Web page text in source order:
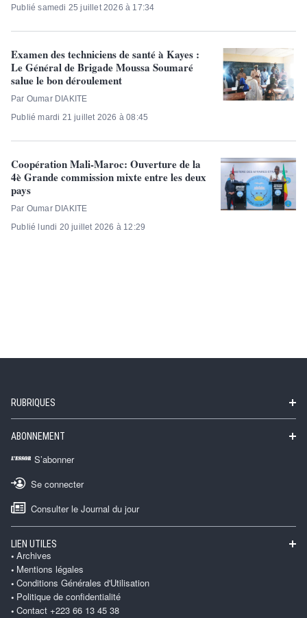
Publié samedi 25 juillet 2026 à 17:34
Examen des techniciens de santé à Kayes :
Le Général de Brigade Moussa Soumaré
salue le bon déroulement
Par Oumar DIAKITE
Publié mardi 21 juillet 2026 à 08:45
Coopération Mali-Maroc: Ouverture de la
4è Grande commission mixte entre les deux
pays
Par Oumar DIAKITE
Publié lundi 20 juillet 2026 à 12:29
RUBRIQUES
ABONNEMENT
S’abonner
Se connecter
Consulter le Journal du jour
LIEN UTILES
Archives
Mentions légales
Conditions Générales d'Utilisation
Politique de confidentialité
Contact +223 66 13 45 38